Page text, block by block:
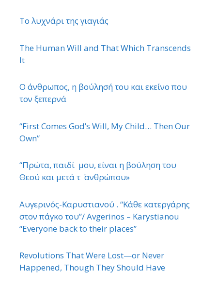
Το λυχνάρι της γιαγιάς
The Human Will and That Which Transcends
It
Ο άνθρωπος, η βούλησή του και εκείνο που
τον ξεπερνά
“First Comes God’s Will, My Child… Then Our
Own”
“Πρώτα, παιδί μου, είναι η βούληση του
Θεού και μετά τ ΄ ανθρώπου»
Αυγερινός-Καρυστιανού . “Κάθε κατεργάρης
στον πάγκο του”/ Avgerinos – Karystianou
“Εveryone back to their places”
Revolutions That Were Lost—or Never
Happened, Though They Should Have